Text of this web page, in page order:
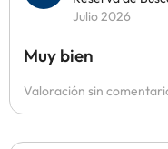
Julio 2026
Muy bien
Valoración sin